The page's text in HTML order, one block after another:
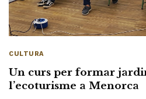
CULTURA
Un curs per formar
l’ecoturisme a Menorca